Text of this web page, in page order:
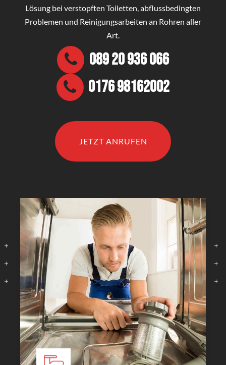
Lösung bei verstopften Toiletten, abflussbedingten
Problemen und Reinigungsarbeiten an Rohren aller
Art.
089 20 936 066
0176 98162002
JETZT ANRUFEN